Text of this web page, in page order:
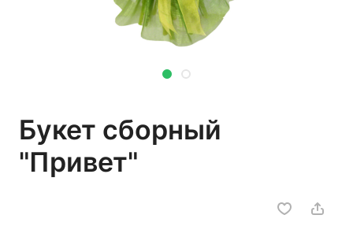
Букет сборный
"Привет"